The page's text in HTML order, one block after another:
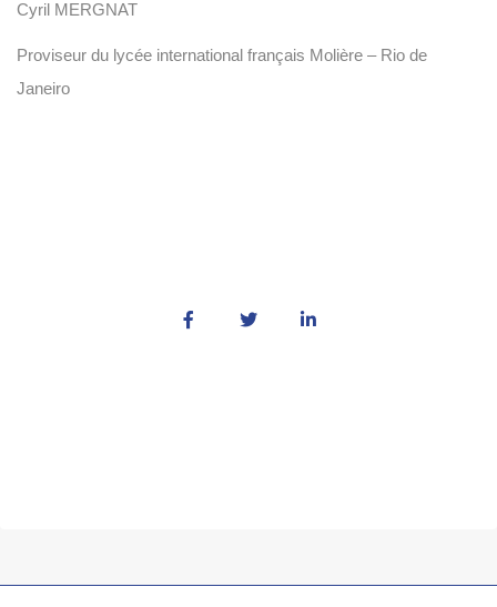
Cyril MERGNAT
Proviseur du lycée international français Molière – Rio de
Janeiro